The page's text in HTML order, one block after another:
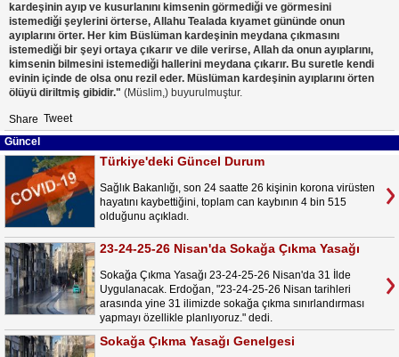
kardeşinin ayıp ve kusurlanını kimsenin görmediği ve görmesini
istemediği şeylerini örterse, Allahu Tealada kıyamet gününde onun
ayıplarını örter. Her kim Büslüman kardeşinin meydana çıkmasını
istemediği bir şeyi ortaya çıkarır ve dile verirse, Allah da onun ayıplarını,
kimsenin bilmesini istemediği hallerini meydana çıkarır. Bu suretle kendi
evinin içinde de olsa onu rezil eder. Müslüman kardeşinin ayıplarını örten
ölüyü diriltmiş gibidir." (Müslim,) buyurulmuştur.
Share Tweet
Güncel
Türkiye'deki Güncel Durum
Sağlık Bakanlığı, son 24 saatte 26 kişinin korona virüsten
hayatını kaybettiğini, toplam can kaybının 4 bin 515
olduğunu açıkladı.
23-24-25-26 Nisan'da Sokağa Çıkma Yasağı
Sokağa Çıkma Yasağı 23-24-25-26 Nisan'da 31 İlde
Uygulanacak. Erdoğan, "23-24-25-26 Nisan tarihleri
arasında yine 31 ilimizde sokağa çıkma sınırlandırması
yapmayı özellikle planlıyoruz." dedi.
Sokağa Çıkma Yasağı Genelgesi